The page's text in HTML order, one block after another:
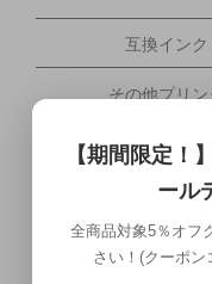
互換インク
その他プリン
ブレードサー
携帯電話・タブ
配送について
【期間限定！
ール
全商品対象5％オフ
さい！(クーポ